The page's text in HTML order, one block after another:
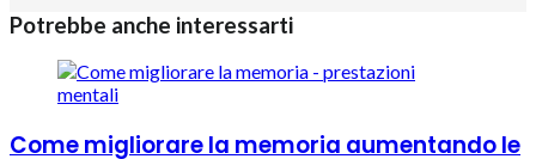
Potrebbe anche interessarti
Come migliorare la memoria aumentando le